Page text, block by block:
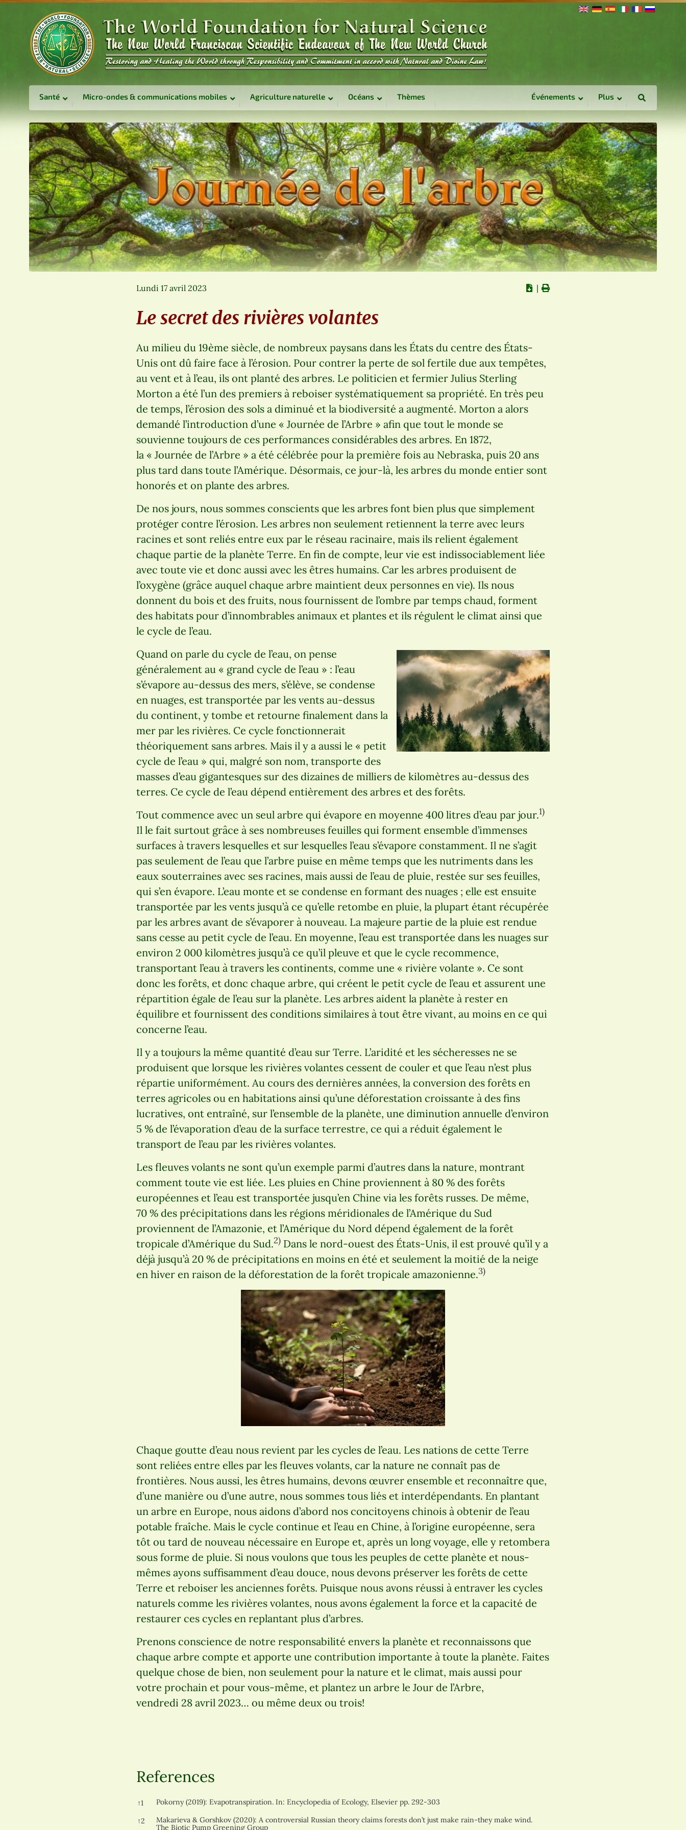
Santé Micro-ondes & communications mobiles Agriculture naturelle Océans Thèmes Événements Plus
Lundi 17 avril 2023 ∣
Le secret des rivières volantes
Au milieu du 19ème siècle, de nombreux paysans dans les États du centre des États-
Unis ont dû faire face à l’érosion. Pour contrer la perte de sol fertile due aux tempêtes,
au vent et à l’eau, ils ont planté des arbres. Le politicien et fermier Julius Sterling
Morton a été l’un des premiers à reboiser systématiquement sa propriété. En très peu
de temps, l’érosion des sols a diminué et la biodiversité a augmenté. Morton a alors
demandé l’introduction d’une « Journée de l’Arbre » afin que tout le monde se
souvienne toujours de ces performances considérables des arbres. En 1872,
la « Journée de l’Arbre » a été célébrée pour la première fois au Nebraska, puis 20 ans
plus tard dans toute l’Amérique. Désormais, ce jour-là, les arbres du monde entier sont
honorés et on plante des arbres.
De nos jours, nous sommes conscients que les arbres font bien plus que simplement
protéger contre l’érosion. Les arbres non seulement retiennent la terre avec leurs
racines et sont reliés entre eux par le réseau racinaire, mais ils relient également
chaque partie de la planète Terre. En fin de compte, leur vie est indissociablement liée
avec toute vie et donc aussi avec les êtres humains. Car les arbres produisent de
l’oxygène (grâce auquel chaque arbre maintient deux personnes en vie). Ils nous
donnent du bois et des fruits, nous fournissent de l’ombre par temps chaud, forment
des habitats pour d’innombrables animaux et plantes et ils régulent le climat ainsi que
le cycle de l’eau.
Quand on parle du cycle de l’eau, on pense
généralement au « grand cycle de l’eau » : l’eau
s’évapore au-dessus des mers, s’élève, se condense
en nuages, est transportée par les vents au-dessus
du continent, y tombe et retourne finalement dans la
mer par les rivières. Ce cycle fonctionnerait
théoriquement sans arbres. Mais il y a aussi le « petit
cycle de l’eau » qui, malgré son nom, transporte des
masses d’eau gigantesques sur des dizaines de milliers de kilomètres au-dessus des
terres. Ce cycle de l’eau dépend entièrement des arbres et des forêts.
Tout commence avec un seul arbre qui évapore en moyenne 400 litres d’eau par jour.1)
Il le fait surtout grâce à ses nombreuses feuilles qui forment ensemble d’immenses
surfaces à travers lesquelles et sur lesquelles l’eau s’évapore constamment. Il ne s’agit
pas seulement de l’eau que l’arbre puise en même temps que les nutriments dans les
eaux souterraines avec ses racines, mais aussi de l’eau de pluie, restée sur ses feuilles,
qui s’en évapore. L’eau monte et se condense en formant des nuages ; elle est ensuite
transportée par les vents jusqu’à ce qu’elle retombe en pluie, la plupart étant récupérée
par les arbres avant de s’évaporer à nouveau. La majeure partie de la pluie est rendue
sans cesse au petit cycle de l’eau. En moyenne, l’eau est transportée dans les nuages sur
environ 2 000 kilomètres jusqu’à ce qu’il pleuve et que le cycle recommence,
transportant l’eau à travers les continents, comme une « rivière volante ». Ce sont
donc les forêts, et donc chaque arbre, qui créent le petit cycle de l’eau et assurent une
répartition égale de l’eau sur la planète. Les arbres aident la planète à rester en
équilibre et fournissent des conditions similaires à tout être vivant, au moins en ce qui
concerne l’eau.
Il y a toujours la même quantité d’eau sur Terre. L’aridité et les sécheresses ne se
produisent que lorsque les rivières volantes cessent de couler et que l’eau n’est plus
répartie uniformément. Au cours des dernières années, la conversion des forêts en
terres agricoles ou en habitations ainsi qu’une déforestation croissante à des fins
lucratives, ont entraîné, sur l’ensemble de la planète, une diminution annuelle d’environ
5 % de l’évaporation d’eau de la surface terrestre, ce qui a réduit également le
transport de l’eau par les rivières volantes.
Les fleuves volants ne sont qu’un exemple parmi d’autres dans la nature, montrant
comment toute vie est liée. Les pluies en Chine proviennent à 80 % des forêts
européennes et l’eau est transportée jusqu’en Chine via les forêts russes. De même,
70 % des précipitations dans les régions méridionales de l’Amérique du Sud
proviennent de l’Amazonie, et l’Amérique du Nord dépend également de la forêt
tropicale d’Amérique du Sud.2) Dans le nord-ouest des États-Unis, il est prouvé qu’il y a
déjà jusqu’à 20 % de précipitations en moins en été et seulement la moitié de la neige
en hiver en raison de la déforestation de la forêt tropicale amazonienne.3)
Chaque goutte d’eau nous revient par les cycles de l’eau. Les nations de cette Terre
sont reliées entre elles par les fleuves volants, car la nature ne connaît pas de
frontières. Nous aussi, les êtres humains, devons œuvrer ensemble et reconnaître que,
d’une manière ou d’une autre, nous sommes tous liés et interdépendants. En plantant
un arbre en Europe, nous aidons d’abord nos concitoyens chinois à obtenir de l’eau
potable fraîche. Mais le cycle continue et l’eau en Chine, à l’origine européenne, sera
tôt ou tard de nouveau nécessaire en Europe et, après un long voyage, elle y retombera
sous forme de pluie. Si nous voulons que tous les peuples de cette planète et nous-
mêmes ayons suffisamment d’eau douce, nous devons préserver les forêts de cette
Terre et reboiser les anciennes forêts. Puisque nous avons réussi à entraver les cycles
naturels comme les rivières volantes, nous avons également la force et la capacité de
restaurer ces cycles en replantant plus d’arbres.
Prenons conscience de notre responsabilité envers la planète et reconnaissons que
chaque arbre compte et apporte une contribution importante à toute la planète. Faites
quelque chose de bien, non seulement pour la nature et le climat, mais aussi pour
votre prochain et pour vous-même, et plantez un arbre le Jour de l’Arbre,
vendredi 28 avril 2023… ou même deux ou trois!
References
References
↑1 Pokorny (2019): Evapotranspiration. In: Encyclopedia of Ecology, Elsevier pp. 292-303
↑2
Makarieva & Gorshkov (2020): A controversial Russian theory claims forests don’t just make rain-they make wind.
The Biotic Pump Greening Group